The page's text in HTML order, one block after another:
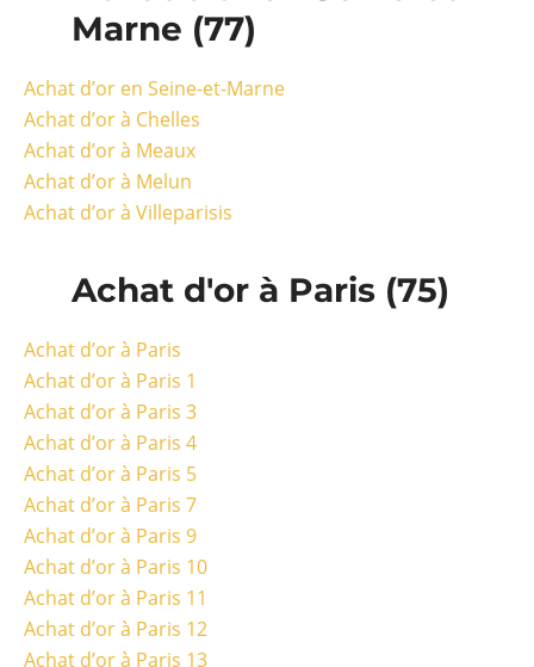
Marne (77)
Achat d’or en Seine-et-Marne
Achat d’or à Chelles
Achat d’or à Meaux
Achat d’or à Melun
Achat d’or à Villeparisis
Achat d'or à Paris (75)
Achat d’or à Paris
Achat d’or à Paris 1
Achat d’or à Paris 3
Achat d’or à Paris 4
Achat d’or à Paris 5
Achat d’or à Paris 7
Achat d’or à Paris 9
Achat d’or à Paris 10
Achat d’or à Paris 11
Achat d’or à Paris 12
Achat d’or à Paris 13